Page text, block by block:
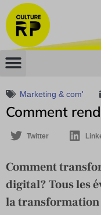
Marketing & com'
Comment
Twitter
Comment
digital? Tous les
la transformation